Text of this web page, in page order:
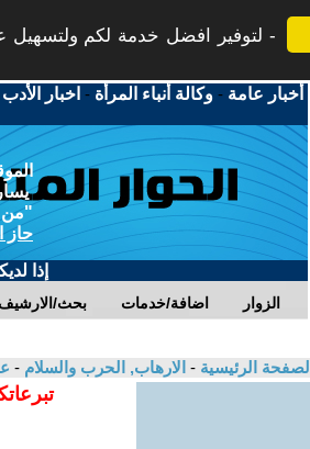
لتوفير افضل خدمة لكم ولتسهيل
أخبار عامة -وكالة أنباء المرأة - اخبار
"من
حاز
إذا
بحث/الارشيف اضافة/خدمات الزوار
الصفحة الرئيسية - الارهاب, الحرب والسلام -